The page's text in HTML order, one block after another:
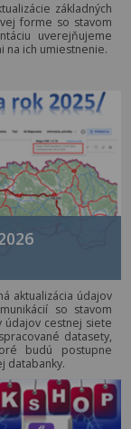
základných
forme so stavom
uverejňujeme
na ich umiestnenie.
aktualizácia údajov
so stavom
cestnej siete
datasety,
budú postupne
databanky.